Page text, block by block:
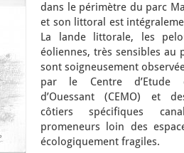
dans le périmètre du parc
et son littoral est
La lande littorale, les
éoliennes, très sensibles au
sont soigneusement
par le Centre d’Etude
d’Ouessant (CEMO) et
côtiers spécifiques
promeneurs loin des
écologiquement fragiles.